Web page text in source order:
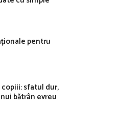
pentru
sfatul dur,
bătrân evreu